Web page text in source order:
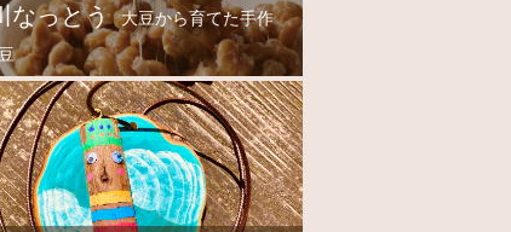
なっとう
大豆から育てた手作